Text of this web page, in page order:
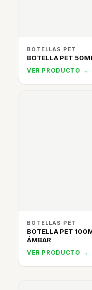
BOTELLAS PET
BOTELLA PET
VER PRODUCTO →
BOTELLAS PET
BOTELLA PET
ÁMBAR
VER PRODUCTO →